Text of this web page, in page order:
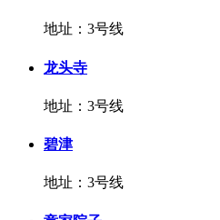
地址：3号线
龙头寺
地址：3号线
碧津
地址：3号线